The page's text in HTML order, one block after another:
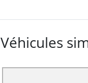
Véhicules